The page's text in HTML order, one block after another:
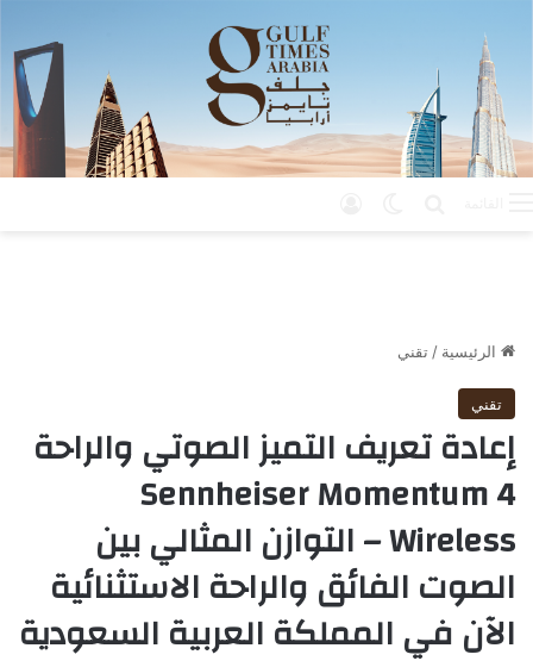
الرئيسية /تقني
تقني
إعادة تعريف التميز الصوتي والراحة
Sennheiser Momentum 4
Wireless – التوازن المثالي بين
الصوت الفائق والراحة الاستثنائية
الآن في المملكة العربية السعودية